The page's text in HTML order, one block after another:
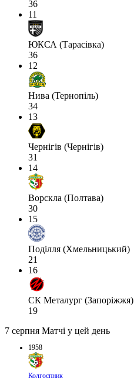
36
11
ЮКСА (Тарасівка)
36
12
Нива (Тернопіль)
34
13
Чернігів (Чернігів)
31
14
Ворскла (Полтава)
30
15
Поділля (Хмельницький)
21
16
СК Металург (Запоріжжя)
19
7 серпня Матчі у цей день
1958
Колгоспник